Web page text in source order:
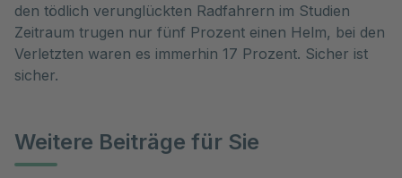
den tödlich verunglückten Radfahrern im Studien
Zeitraum trugen nur fünf Prozent einen Helm, bei den
Verletzten waren es immerhin 17 Prozent. Sicher ist
sicher.
Weitere Beiträge für Sie